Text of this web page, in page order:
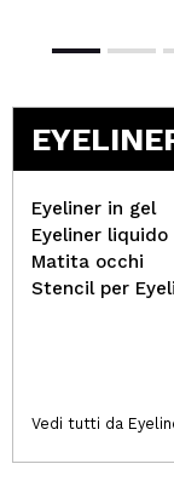
Eyeliner in gel
Eyeliner liquido
Matita occhi
Stencil per
Vedi tutti da